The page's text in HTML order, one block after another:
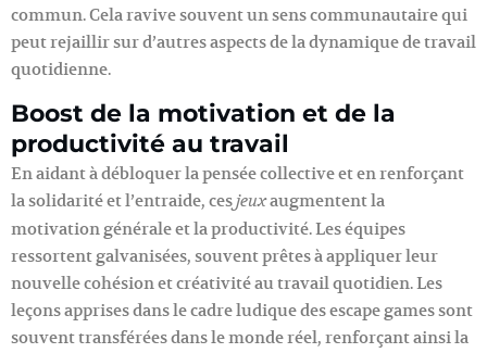
commun. Cela ravive souvent un sens communautaire qui
peut rejaillir sur d’autres aspects de la dynamique de travail
quotidienne.
Boost de la motivation et de la
productivité au travail
En aidant à débloquer la pensée collective et en renforçant
la solidarité et l’entraide, cesjeuxaugmentent la
motivation générale et la productivité. Les équipes
ressortent galvanisées, souvent prêtes à appliquer leur
nouvelle cohésion et créativité au travail quotidien. Les
leçons apprises dans le cadre ludique des escape games sont
souvent transférées dans le monde réel, renforçant ainsi la